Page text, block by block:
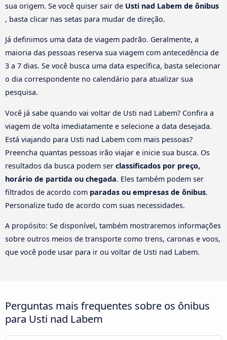
sua origem. Se você quiser sair de Usti nad Labem de ônibus
, basta clicar nas setas para mudar de direção.
Já definimos uma data de viagem padrão. Geralmente, a
maioria das pessoas reserva sua viagem com antecedência de
3 a 7 dias. Se você busca uma data específica, basta selecionar
o dia correspondente no calendário para atualizar sua
pesquisa.
Você já sabe quando vai voltar de Usti nad Labem? Confira a
viagem de volta imediatamente e selecione a data desejada.
Está viajando para Usti nad Labem com mais pessoas?
Preencha quantas pessoas irão viajar e inicie sua busca. Os
resultados da busca podem ser classificados por preço,
horário de partida ou chegada. Eles também podem ser
filtrados de acordo com paradas ou empresas de ônibus.
Personalize tudo de acordo com suas necessidades.
A propósito: Se disponível, também mostraremos informações
sobre outros meios de transporte como trens, caronas e voos,
que você pode usar para ir ou voltar de Usti nad Labem.
Perguntas mais frequentes sobre os ônibus
para Usti nad Labem